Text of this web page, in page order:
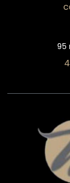
95